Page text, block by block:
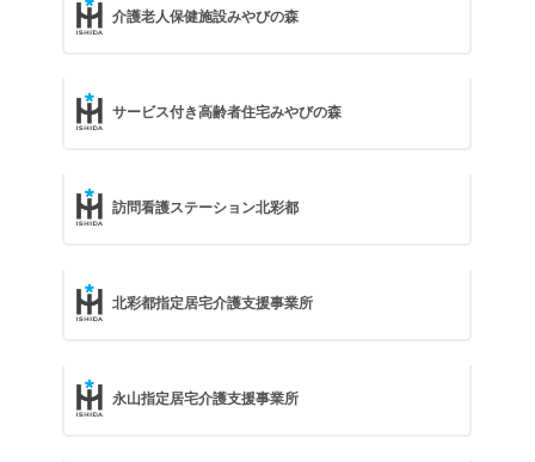
介護老人保健施設みやびの森
サービス付き高齢者住宅みやびの森
訪問看護ステーション北彩都
北彩都指定居宅介護支援事業所
永山指定居宅介護支援事業所